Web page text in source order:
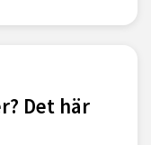
Det här